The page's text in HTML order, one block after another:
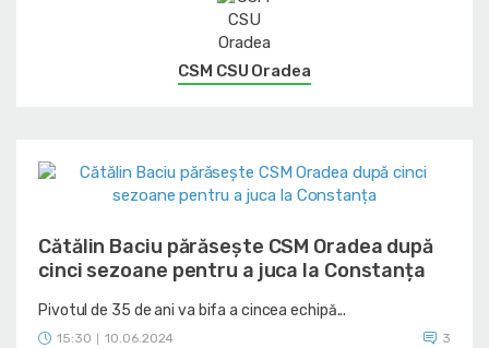
CSM CSU Oradea
Cătălin Baciu părăsește CSM Oradea după
cinci sezoane pentru a juca la Constanța
Pivotul de 35 de ani va bifa a cincea echipă...
15:30 10.06.2024 3